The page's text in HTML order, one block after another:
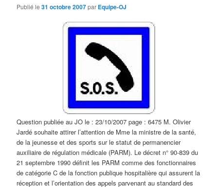
Publié le31 octobre 2007par Equipe-OJ
Question publiée au JO le : 23/10/2007 page : 6475 M. Olivier
Jardé souhaite attirer l’attention de Mme la ministre de la santé,
de la jeunesse et des sports sur le statut de permanencier
auxiliaire de régulation médicale (PARM). Le décret n° 90-839 du
21 septembre 1990 définit les PARM comme des fonctionnaires
de catégorie C de la fonction publique hospitalière qui assurent la
réception et l’orientation des appels parvenant au standard des